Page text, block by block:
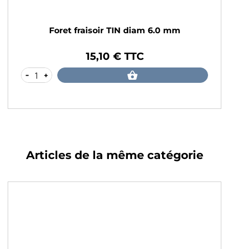
Foret fraisoir TIN diam 6.0 mm
15,10 € TTC
- +
Articles de la même catégorie